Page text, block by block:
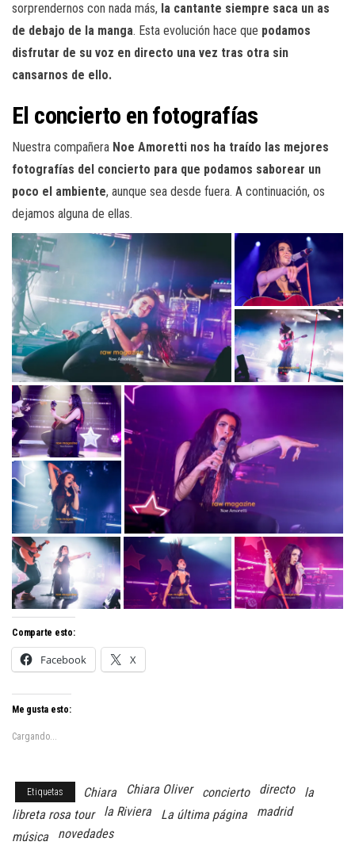
sorprendernos con nada más, la cantante siempre saca un as
de debajo de la manga. Esta evolución hace que podamos
disfrutar de su voz en directo una vez tras otra sin
cansarnos de ello.
El concierto en fotografías
Nuestra compañera Noe Amoretti nos ha traído las mejores
fotografías del concierto para que podamos saborear un
poco el ambiente, aunque sea desde fuera. A continuación, os
dejamos alguna de ellas.
Comparte esto:
Facebook X
Me gusta esto:
Cargando...
Etiquetas Chiara Chiara Oliver concierto directo
la
libreta rosa tour
la Riviera La última página
madrid
música
novedades